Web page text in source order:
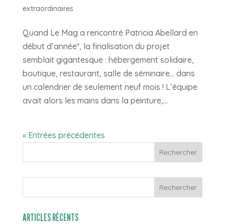
extraordinaires
Quand Le Mag a rencontré Patricia Abellard en
début d’année*, la finalisation du projet
semblait gigantesque : hébergement solidaire,
boutique, restaurant, salle de séminaire… dans
un calendrier de seulement neuf mois ! L’équipe
avait alors les mains dans la peinture,...
« Entrées précédentes
Rechercher
ARTICLES RÉCENTS